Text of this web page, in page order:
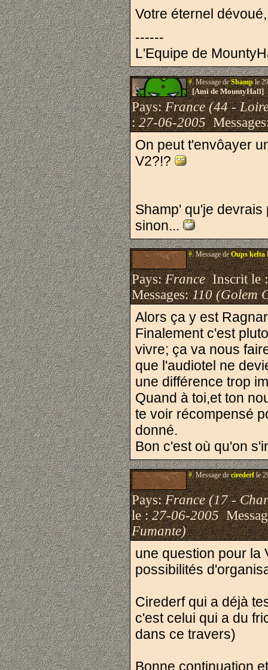
Votre éternel
------
L'Equipe de
#.Message deShample
[Ami de MountyHall]
Pays:France (44 -
:27-06-2005
On peut t'envôayer
V2?!?
Shamp' qu'je
sinon...
#.Message deOups kefta
Pays:FranceInscrit le
Messages:110 (Golem
Alors ça y est
Finalement c'est
vivre; ça va nous
que l'audiotel ne
une différence trop
Quand à toi,et ton
te voir récompensé
donné.
Bon c'est où qu'on
#.Message decirederfle
Pays:France (17 -
le :27-06-2005
Fumante)
une question pour la
possibilités
Cirederf qui a déjà
c'est celui qui a du
dans ce travers)
Bonne continuation